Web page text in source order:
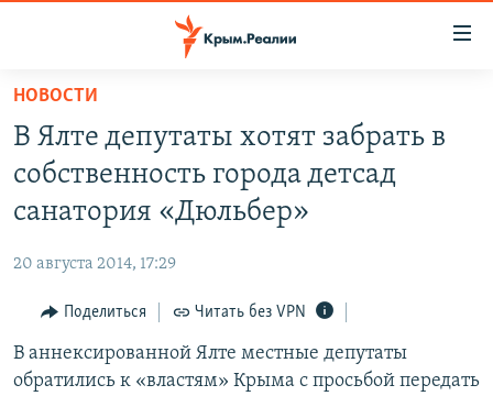
Вернуться
основному
содержанию
главной
навигации
Вернутся
поиску
СПЕЦПРОЕКТЫ
11 ЛЕТ ОККУПАЦИИ КРЫМА. 11 ИСТОРИЙ СОПРОТИВЛЕНИЯ
ЕЩЕ
ИНТЕРАКТИВ
ИНФОГРАФИКА
РАДІО СВОБОДА
КАК ОБОЙТИ БЛОКИРОВКУ
НОВОСТИ
В Ялте депутаты хотят забрать в
собственность города детсад
санатория «Дюльбер»
20 августа 2014, 17:29
Поделиться Читать без VPN
В аннексированной Ялте местные депутаты
обратились к «властям» Крыма с просьбой передать